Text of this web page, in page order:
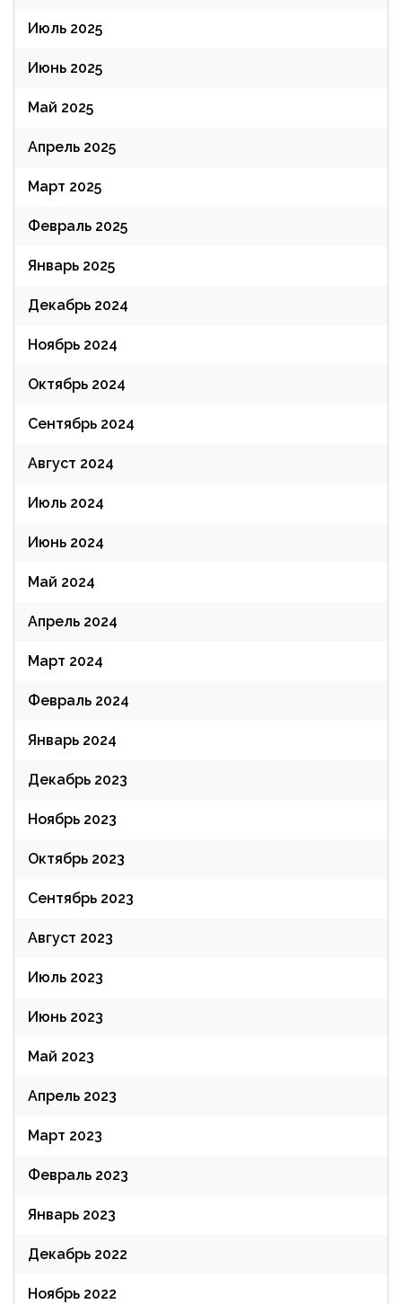
Июль 2025
Июнь 2025
Май 2025
Апрель 2025
Март 2025
Февраль 2025
Январь 2025
Декабрь 2024
Ноябрь 2024
Октябрь 2024
Сентябрь 2024
Август 2024
Июль 2024
Июнь 2024
Май 2024
Апрель 2024
Март 2024
Февраль 2024
Январь 2024
Декабрь 2023
Ноябрь 2023
Октябрь 2023
Сентябрь 2023
Август 2023
Июль 2023
Июнь 2023
Май 2023
Апрель 2023
Март 2023
Февраль 2023
Январь 2023
Декабрь 2022
Ноябрь 2022